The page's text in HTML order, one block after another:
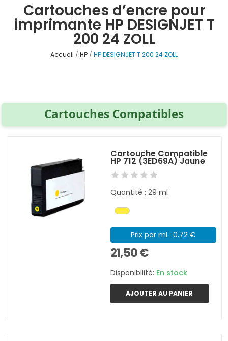
Cartouches d’encre pour
imprimante HP DESIGNJET T
200 24 ZOLL
Accueil HP HP DESIGNJET T 200 24 ZOLL
Cartouches Compatibles
Cartouche Compatible
HP 712 (3ED69A) Jaune
Quantité : 29 ml
Prix par ml : 0.72 €
21,50 €
Disponibilité: En stock
AJOUTER AU PANIER